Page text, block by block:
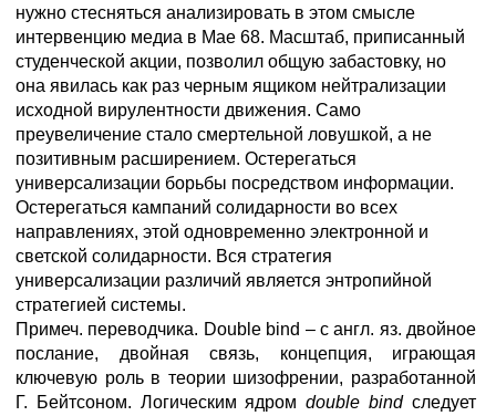
нужно стесняться анализировать в этом смысле
интервенцию медиа в Мае 68. Масштаб, приписанный
студенческой акции, позволил общую забастовку, но
она явилась как раз черным ящиком нейтрализации
исходной вирулентности движения. Само
преувеличение стало смертельной ловушкой, а не
позитивным расширением. Остерегаться
универсализации борьбы посредством информации.
Остерегаться кампаний солидарности во всех
направлениях, этой одновременно электронной и
светской солидарности. Вся стратегия
универсализации различий является энтропийной
стратегией системы.
Примеч. переводчика. Double bind – с англ. яз. двойное
послание, двойная связь, концепция, играющая
ключевую роль в теории шизофрении, разработанной
Г. Бейтсоном. Логическим ядромdouble bindследует